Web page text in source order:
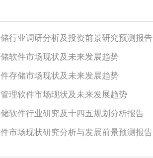
行业调研分析及投资前景研究预测报告
软件市场现状及未来发展趋势
存储市场现状及未来发展趋势
理软件市场现状及未来发展趋势
软件行业研究及十四五规划分析报告
市场现状研究分析与发展前景预测报告